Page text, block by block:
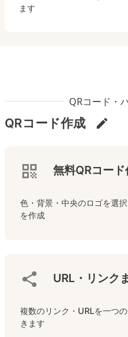
ます
QRコード・
QRコード作成
無料QRコー
色・背景・中央のロゴを選
を作成
URL・リンク
複数のリンク・URLを一つ
きます